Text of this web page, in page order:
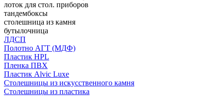
лоток для стол. приборов
тандембоксы
столешница из камня
бутылочница
ЛДСП
Полотно АГТ (МДФ)
Пластик HPL
Пленка ПВХ
Пластик Alvic Luxe
Столешницы из искусственного камня
Столешницы из пластика